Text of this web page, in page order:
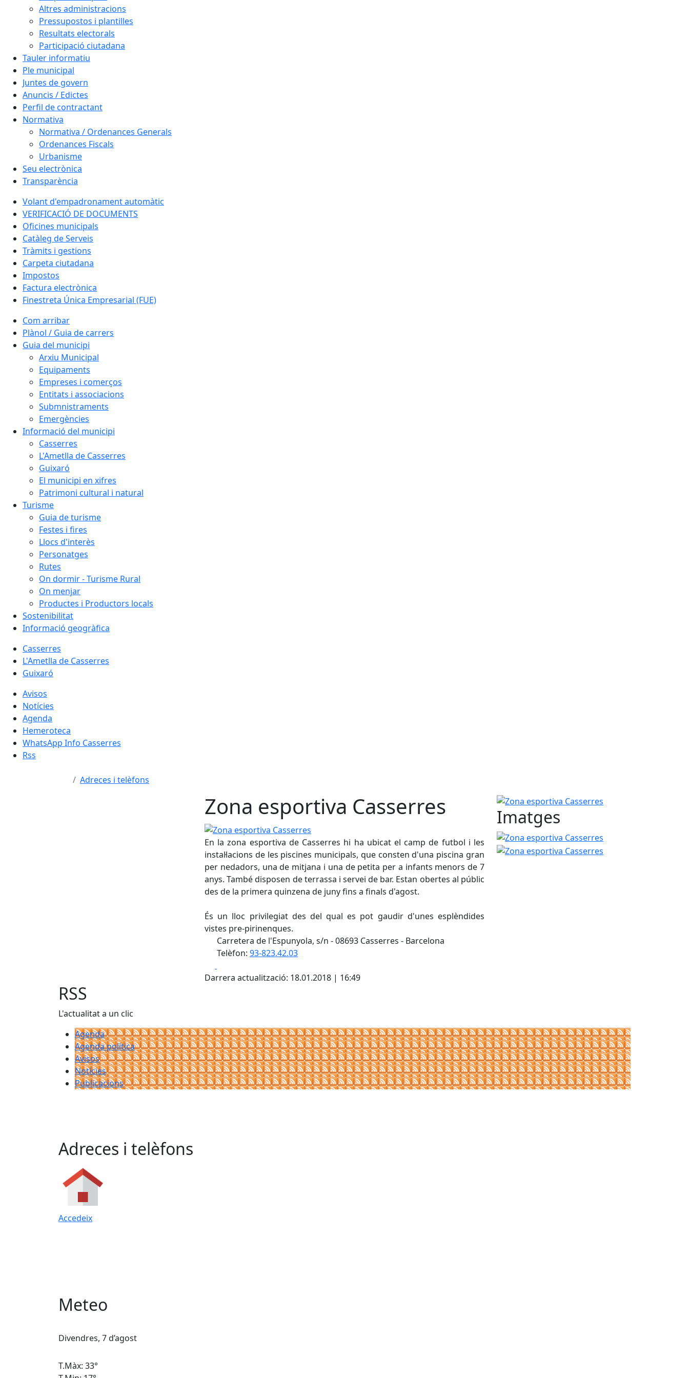
Altres administracions
Pressupostos i plantilles
Resultats electorals
Participació ciutadana
Tauler informatiu
Ple municipal
Juntes de govern
Anuncis / Edictes
Perfil de contractant
Normativa
Normativa / Ordenances Generals
Ordenances Fiscals
Urbanisme
Seu electrònica
Transparència
Volant d'empadronament automàtic
VERIFICACIÓ DE DOCUMENTS
Oficines municipals
Catàleg de Serveis
Tràmits i gestions
Carpeta ciutadana
Impostos
Factura electrònica
Finestreta Única Empresarial (FUE)
Com arribar
Plànol / Guia de carrers
Guia del municipi
Arxiu Municipal
Equipaments
Empreses i comerços
Entitats i associacions
Submnistraments
Emergències
Informació del municipi
Casserres
L'Ametlla de Casserres
Guixaró
El municipi en xifres
Patrimoni cultural i natural
Turisme
Guia de turisme
Festes i fires
Llocs d'interès
Personatges
Rutes
On dormir - Turisme Rural
On menjar
Productes i Productors locals
Sostenibilitat
Informació geogràfica
Casserres
L'Ametlla de Casserres
Guixaró
Avisos
Notícies
Agenda
Hemeroteca
WhatsApp Info Casserres
Rss
Adreces i telèfons
Zona esportiva Casserres
Zona esportiva Casserres
En la zona esportiva de Casserres hi ha ubicat el camp de futbol i les
instal·lacions de les piscines municipals, que consten d'una piscina gran
per nedadors, una de mitjana i una de petita per a infants menors de 7
anys. També disposen de terrassa i servei de bar. Estan obertes al públic
des de la primera quinzena de juny fins a finals d'agost.
És un lloc privilegiat des del qual es pot gaudir d'unes esplèndides
vistes pre-pirinenques.
Carretera de l'Espunyola, s/n - 08693 Casserres - Barcelona
Telèfon: 93-823.42.03
Darrera actualització: 18.01.2018 | 16:49
Zona esportiva Casserres
Imatges
Zona esportiva Casserres
RSS
L'actualitat a un clic
Agenda
Agenda política
Avisos
Notícies
Publicacions
Adreces i telèfons
Accedeix
Meteo
Divendres, 7 d’agost
T.Màx: 33°